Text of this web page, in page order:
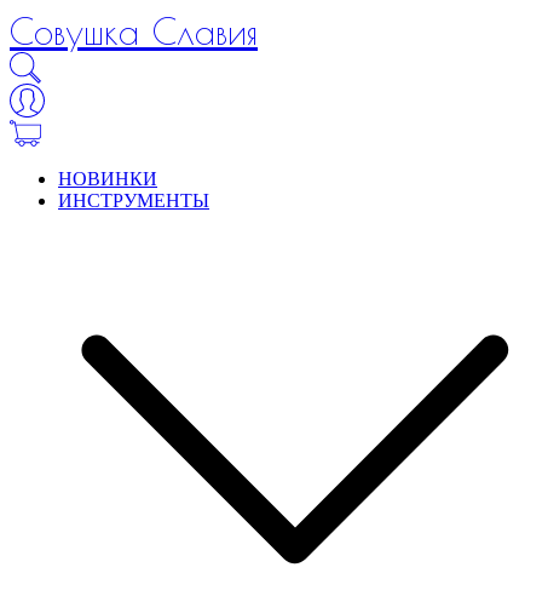
Совушка Славия
НОВИНКИ
ИНСТРУМЕНТЫ